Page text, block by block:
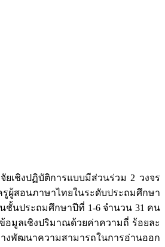
เชิงปฏิบัติการแบบมีส่วนร่วม 2 วงจร
รูผู้สอนภาษาไทยในระดับประถมศึกษา
ชั้นประถมศึกษาปีที่ 1-6 จำนวน 31 คน
มูลเชิงปริมาณด้วยค่าความถี่ ร้อยละ
งพัฒนาความสามารถในการอ่านออก